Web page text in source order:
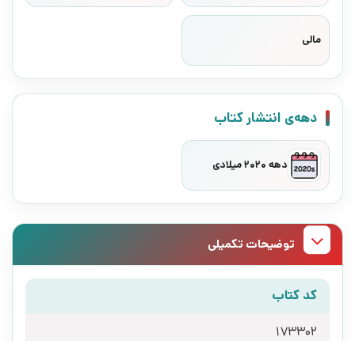
مالی
دهه‌ی انتشار کتاب
دهه 2020 میلادی
توضیحات تکمیلی
کد کتاب
173302